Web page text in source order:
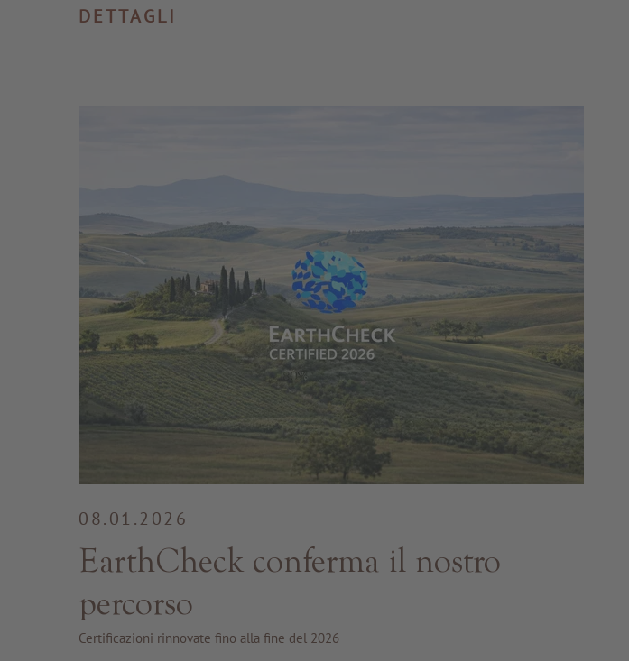
DETTAGLI
08.01.2026
EarthCheck conferma il nostro
percorso
Certificazioni rinnovate fino alla fine del 2026